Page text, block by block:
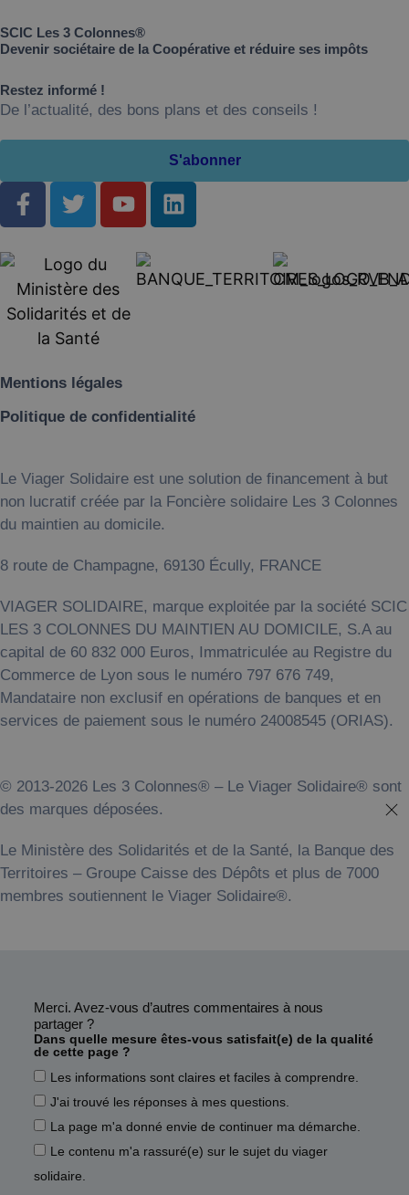
SCIC Les 3 Colonnes®
Devenir sociétaire de la Coopérative et réduire ses impôts
Restez informé !
De l’actualité, des bons plans et des conseils !
S'abonner
Mentions légales
Politique de confidentialité
Le Viager Solidaire est une solution de financement à but
non lucratif créée par la Foncière solidaire Les 3 Colonnes
du maintien au domicile.
8 route de Champagne, 69130 Écully, FRANCE
VIAGER SOLIDAIRE, marque exploitée par la société SCIC
LES 3 COLONNES DU MAINTIEN AU DOMICILE, ‍S.A au
capital de 60 832 000 Euros, Immatriculée au Registre du
Commerce de Lyon sous le numéro 797 676 749,
Mandataire non exclusif en opérations de banques et en
services de paiement sous le numéro 24008545 (ORIAS).
© 2013-2026 Les 3 Colonnes® – Le Viager Solidaire® sont
des marques déposées.
Le Ministère des Solidarités et de la Santé, la Banque des
Territoires – Groupe Caisse des Dépôts et plus de 7000
membres soutiennent le Viager Solidaire®.
Merci. Avez-vous d’autres commentaires à nous
partager ?
Dans quelle mesure êtes-vous satisfait(e) de la qualité
de cette page ?
Les informations sont claires et faciles à comprendre.
J'ai trouvé les réponses à mes questions.
La page m'a donné envie de continuer ma démarche.
Le contenu m'a rassuré(e) sur le sujet du viager
solidaire.